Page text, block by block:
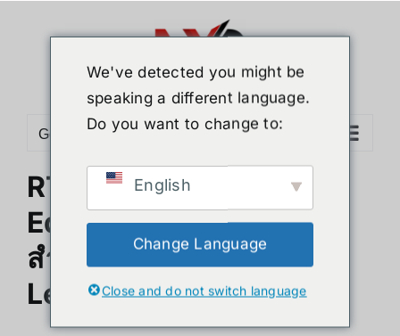
Go to...
RTX 4090 48GB AI
Edition: การ์ดจอขั้นสุด
สำหรับ AI และ Machine
Learning
We've detected you might be
speaking a different language.
Do you want to change to:
English
Change Language
Close and do not switch language